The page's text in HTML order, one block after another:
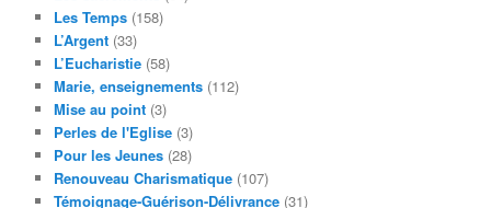
Les Temps (158)
L’Argent (33)
L’Eucharistie (58)
Marie, enseignements (112)
Mise au point (3)
Perles de l'Eglise (3)
Pour les Jeunes (28)
Renouveau Charismatique (107)
Témoignage-Guérison-Délivrance (31)